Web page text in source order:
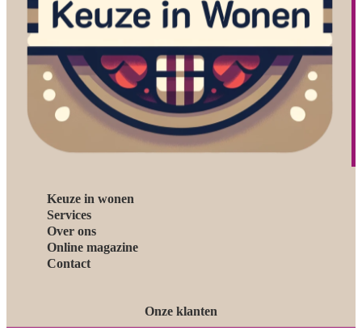
Keuze in wonen
Services
Over ons
Online magazine
Contact
Onze klanten